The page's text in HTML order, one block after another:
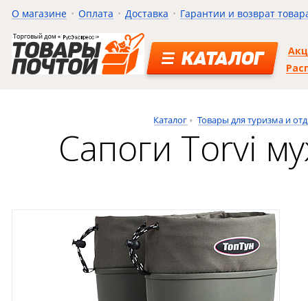
О магазине Оплата Доставка Гарантии и возврат
КАТАЛОГ
Каталог Товары для туризма и
Сапоги Torvi